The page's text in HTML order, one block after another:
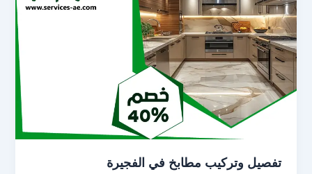
تفصيل وتركيب مطابخ في الفجيرة